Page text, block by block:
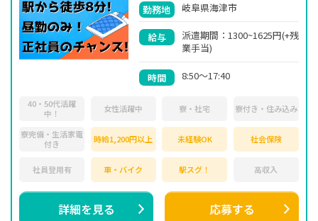
勤務地 岐阜県海津市
給与
派遣期間：1300~1625円(+残
業手当)
時間 8:50～17:40
40・50代活躍
中！
女性活躍中 寮・社宅 寮付き・住み込み
寮完備・生活家電
付き
時給1,200円以上 未経験OK 社会保険
社員登用有 車・バイク 駅スグ！ 高収入
詳細を見る 応募する